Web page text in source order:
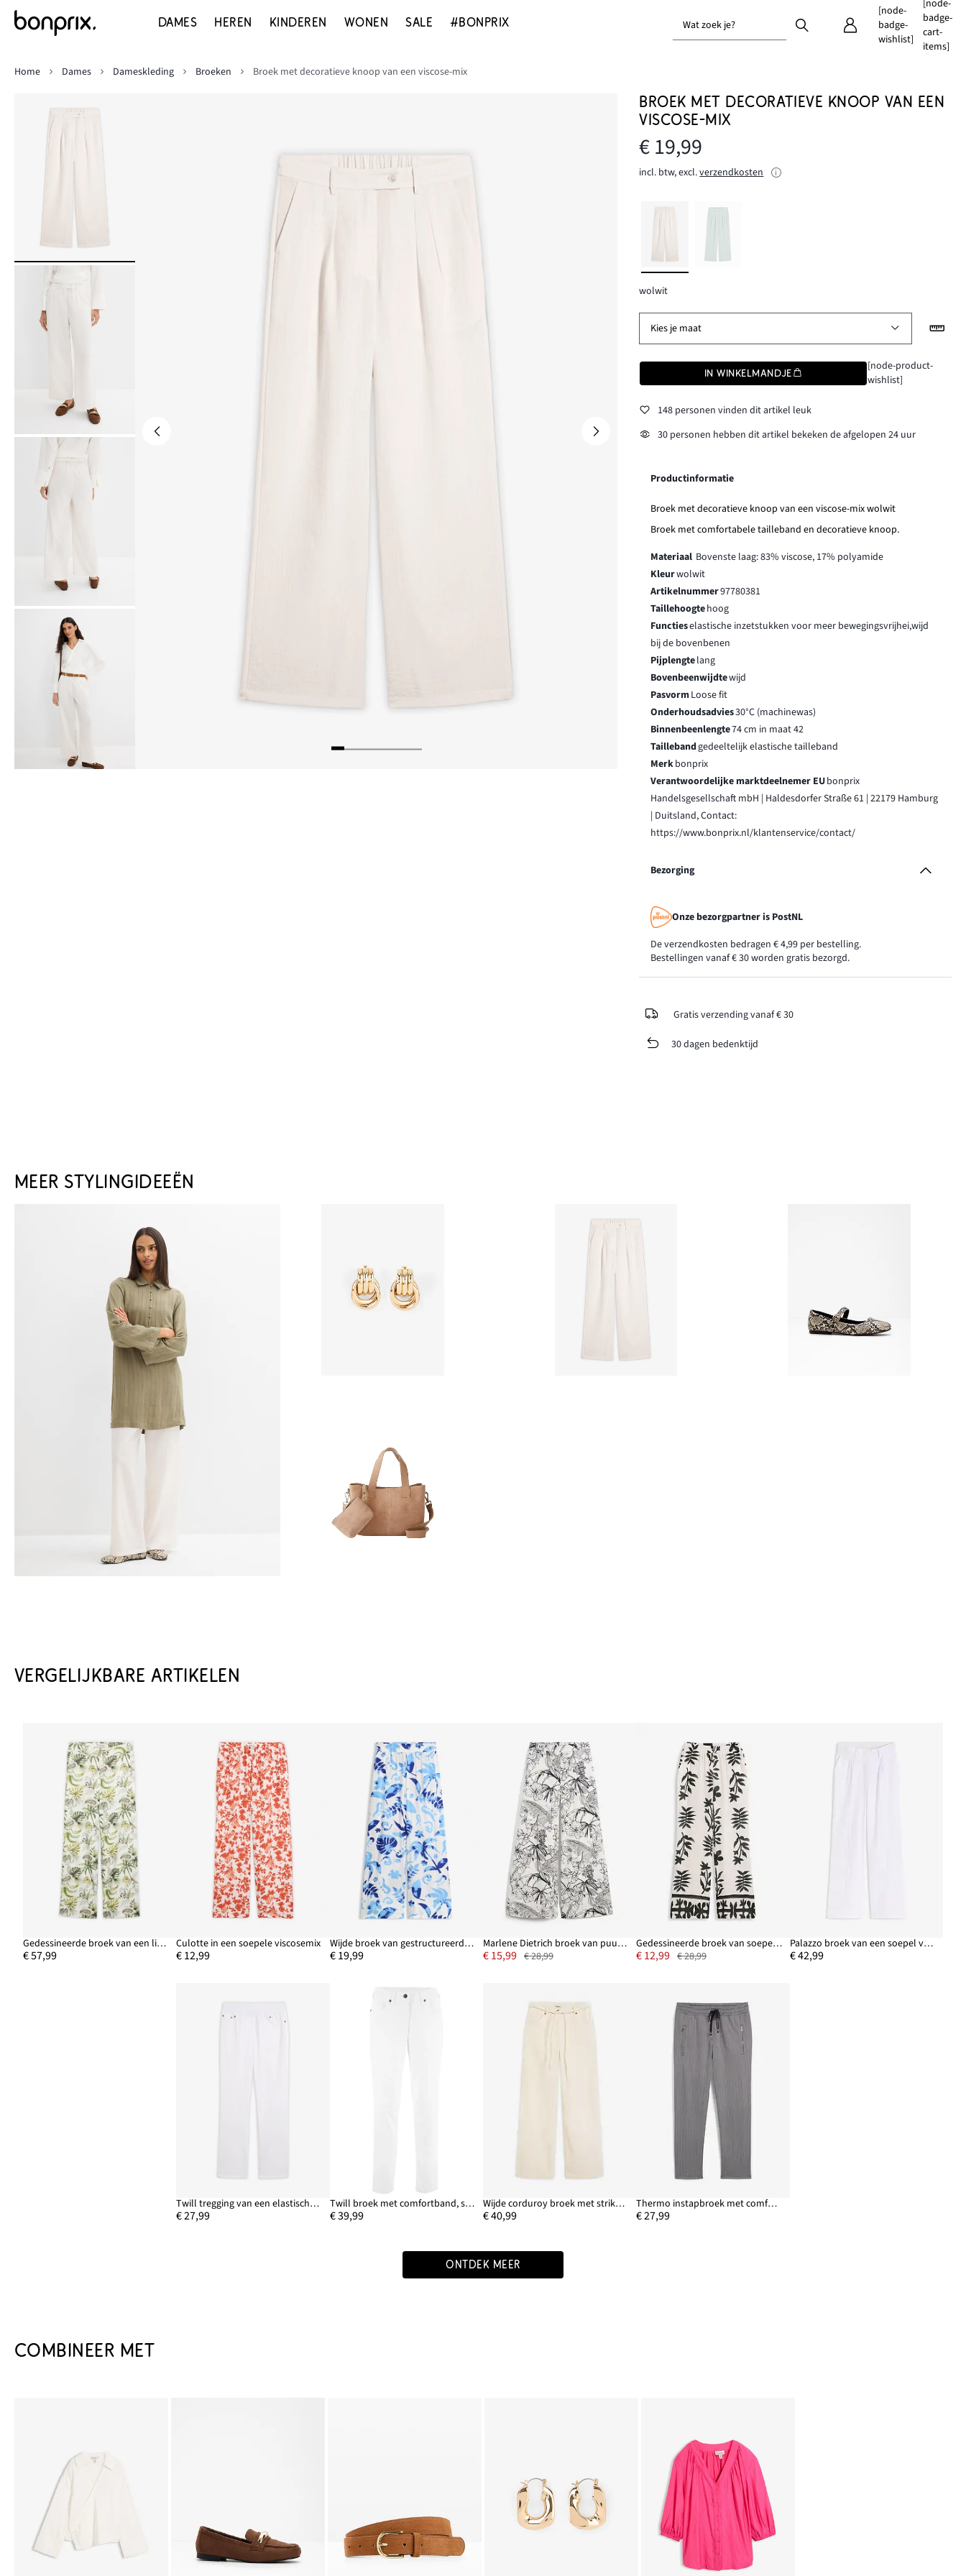
DAMES HEREN KINDEREN WONEN SALE #BONPRIX Wat zoek je?
[node-
badge-
wishlist]
[node-
badge-
cart-
items]
Home
Dames Dameskleding Broeken Broek met decoratieve knoop van een viscose-mix
BROEK MET DECORATIEVE KNOOP VAN EEN
VISCOSE-MIX
€ 19,99
incl. btw, excl.verzendkosten
wolwit
Kies je maat
IN WINKELMANDJE
[node-product-
wishlist]
148 personen vinden dit artikel leuk
30 personen hebben dit artikel bekeken de afgelopen 24 uur
Productinformatie
Broek met decoratieve knoop van een viscose-mix wolwit
Broek met comfortabele tailleband en decoratieve knoop.
Materiaal Bovenste laag: 83% viscose, 17% polyamide
Kleurwolwit
Artikelnummer97780381
Taillehoogtehoog
Functieselastische inzetstukken voor meer bewegingsvrijhei,wijd
bij de bovenbenen
Pijplengtelang
Bovenbeenwijdtewijd
PasvormLoose fit
Onderhoudsadvies30°C (machinewas)
Binnenbeenlengte74 cm in maat 42
Taillebandgedeeltelijk elastische tailleband
Merkbonprix
Verantwoordelijke marktdeelnemer EUbonprix
Handelsgesellschaft mbH | Haldesdorfer Straße 61 | 22179 Hamburg
| Duitsland, Contact:
https://www.bonprix.nl/klantenservice/contact/
Bezorging
Onze bezorgpartner is PostNL
De verzendkosten bedragen € 4,99 per bestelling.
Bestellingen vanaf € 30 worden gratis bezorgd.
Gratis verzending vanaf € 30
30 dagen bedenktijd
MEER STYLINGIDEEËN
VERGELIJKBARE ARTIKELEN
Gedessineerde broek van een linnen-mix
€ 57,99
Culotte in een soepele viscosemix
€ 12,99
Wijde broek van gestructureerde viscose
€ 19,99
Marlene Dietrich broek van puur katoen
€ 15,99 € 28,99
Gedessineerde broek van soepele viscose
€ 12,99 € 28,99
Palazzo broek van een soepel vallende linnenmix
€ 42,99
Twill tregging van een elastische katoenmix
€ 27,99
Twill broek met comfortband, straight
€ 39,99
Wijde corduroy broek met strikkoord
€ 40,99
Thermo instapbroek met comfortband
€ 27,99
ONTDEK MEER
COMBINEER MET